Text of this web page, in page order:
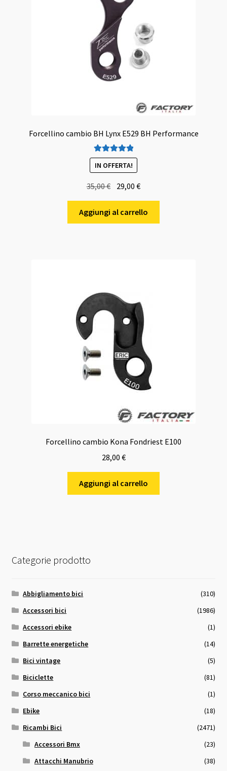
Forcellino cambio BH Lynx E529 BH Performance
Valutato5.00
su 5
IN OFFERTA!
35,00€
prezzo
originale
era:
29,00€Il
prezzo
attuale
è:
Aggiungi al carrello
Forcellino cambio Kona Fondriest E100
28,00 €
Aggiungi al carrello
Categorie prodotto
Abbigliamento bici
(310)
Accessori bici
(1986)
Accessori ebike
(1)
Barrette energetiche
(14)
Bici vintage
(5)
Biciclette
(81)
Corso meccanico bici
(1)
Ebike
(18)
Ricambi Bici
(2471)
Accessori Bmx
(23)
Attacchi Manubrio
(38)